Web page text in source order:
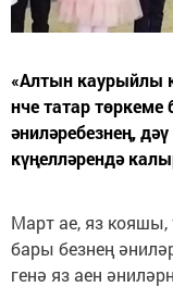
«Алтын каурыйлы
нче татар
әниләребезнең,
күңелләрендә
Март ае, яз кояшы,
бары безнең
генә яз аен